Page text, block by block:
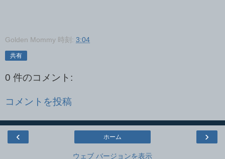
Golden Mommy 時刻: 3:04
共有
0 件のコメント:
コメントを投稿
‹ ›
ホーム
ウェブ バージョンを表示